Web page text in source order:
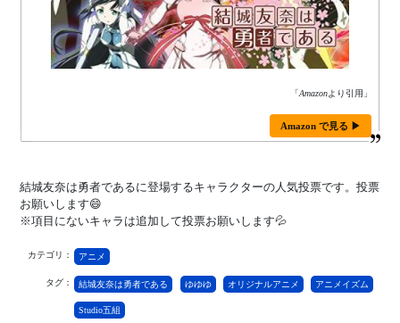
「Amazonより引用」
Amazon で見る ▶
結城友奈は勇者であるに登場するキャラクターの人気投票です。投票
お願いします😄
※項目にないキャラは追加して投票お願いします💦
カテゴリ： アニメ
タグ： 結城友奈は勇者である ゆゆゆ オリジナルアニメ アニメイズム
Studio五組